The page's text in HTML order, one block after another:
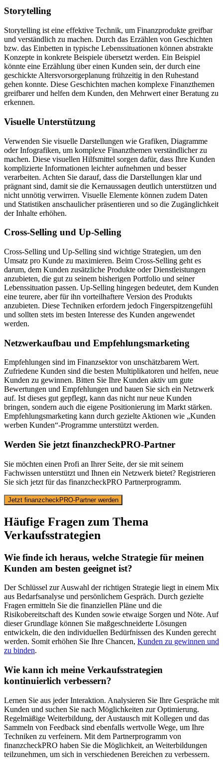
Storytelling
Storytelling ist eine effektive Technik, um Finanzprodukte greifbar
und verständlich zu machen. Durch das Erzählen von Geschichten
bzw. das Einbetten in typische Lebenssituationen können abstrakte
Konzepte in konkrete Beispiele übersetzt werden. Ein Beispiel
könnte eine Erzählung über einen Kunden sein, der durch eine
geschickte Altersvorsorgeplanung frühzeitig in den Ruhestand
gehen konnte. Diese Geschichten machen komplexe Finanzthemen
greifbarer und helfen dem Kunden, den Mehrwert einer Beratung zu
erkennen.
Visuelle Unterstützung
Verwenden Sie visuelle Darstellungen wie Grafiken, Diagramme
oder Infografiken, um komplexe Finanzthemen verständlicher zu
machen. Diese visuellen Hilfsmittel sorgen dafür, dass Ihre Kunden
komplizierte Informationen leichter aufnehmen und besser
verarbeiten. Achten Sie darauf, dass die Darstellungen klar und
prägnant sind, damit sie die Kernaussagen deutlich unterstützen und
nicht unnötig verwirren. Visuelle Elemente können zudem Daten
und Statistiken anschaulicher präsentieren und so die Zugänglichkeit
der Inhalte erhöhen.
Cross-Selling und Up-Selling
Cross-Selling und Up-Selling sind wichtige Strategien, um den
Umsatz pro Kunde zu maximieren. Beim Cross-Selling geht es
darum, dem Kunden zusätzliche Produkte oder Dienstleistungen
anzubieten, die gut zu seinem bisherigen Portfolio und seiner
Lebenssituation passen. Up-Selling hingegen bedeutet, dem Kunden
eine teurere, aber für ihn vorteilhaftere Version des Produkts
anzubieten. Diese Techniken erfordern jedoch Fingerspitzengefühl
und sollten stets im besten Interesse des Kunden angewendet
werden.
Netzwerkaufbau und Empfehlungsmarketing
Empfehlungen sind im Finanzsektor von unschätzbarem Wert.
Zufriedene Kunden sind die besten Multiplikatoren und helfen, neue
Kunden zu gewinnen. Bitten Sie Ihre Kunden aktiv um gute
Bewertungen und Empfehlungen und bauen Sie sich ein Netzwerk
auf. Ist dieses gut gepflegt, kann das nicht nur neue Kunden
bringen, sondern auch die eigene Positionierung im Markt stärken.
Empfehlungsmarketing kann durch gezielte Aktionen wie „Kunden
werben Kunden“-Programme unterstützt werden.
Werden Sie jetzt finanzcheckPRO-Partner
Sie möchten einen Profi an Ihrer Seite, der sie mit seinem
Fachwissen unterstützt und Ihnen ein Netzwerk bietet? Registrieren
Sie sich jetzt für das finanzcheckPRO Partnerprogramm.
Jetzt finanzcheckPRO-Partner werden
Häufige Fragen zum Thema
Verkaufsstrategien
Wie finde ich heraus, welche Strategie für meinen
Kunden am besten geeignet ist?
Der Schlüssel zur Auswahl der richtigen Strategie liegt in einem Mix
aus Bedarfsanalyse und persönlichem Gespräch. Durch gezielte
Fragen ermitteln Sie die finanziellen Pläne und die
Risikobereitschaft des Kunden sowie etwaige Sorgen und Nöte. Auf
dieser Grundlage können Sie maßgeschneiderte Lösungen
entwickeln, die den individuellen Bedürfnissen des Kunden gerecht
werden. Somit erhöhen Sie Ihre Chancen, Kunden zu gewinnen und
zu binden.
Wie kann ich meine Verkaufsstrategien
kontinuierlich verbessern?
Lernen Sie aus jeder Interaktion. Analysieren Sie Ihre Gespräche mit
Kunden und suchen Sie nach Möglichkeiten zur Optimierung.
Regelmäßige Weiterbildung, der Austausch mit Kollegen und das
Sammeln von Feedback sind ebenfalls wertvolle Wege, um Ihre
Techniken zu verfeinern. Mit dem Partnerprogramm von
finanzcheckPRO haben Sie die Möglichkeit, an Weiterbildungen
teilzunehmen, um sich in verschiedenen Bereichen zu verbessern.